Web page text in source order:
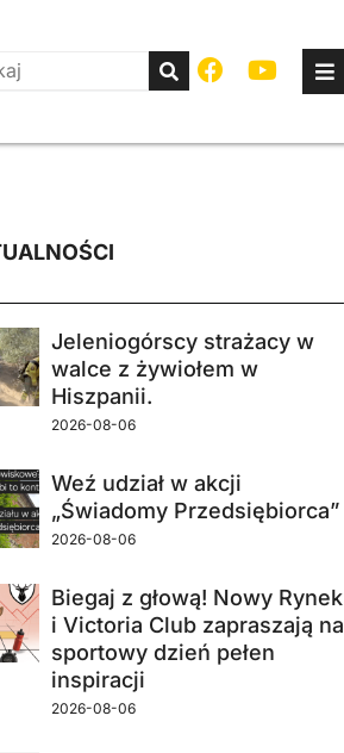
Jeleniogórscy strażacy w
walce z żywiołem w
Hiszpanii.
2026-08-06
Weź udział w akcji
„Świadomy Przedsiębiorca”
2026-08-06
Biegaj z głową! Nowy Rynek
i Victoria Club zapraszają na
sportowy dzień pełen
inspiracji
2026-08-06